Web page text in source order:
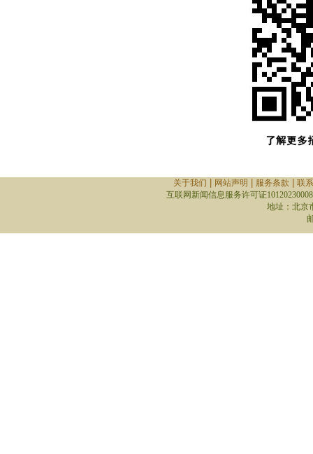
关于我们 网站声明 服务条款
联
互联网新闻信息服务许可证10120230008
地址：北京